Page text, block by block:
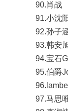
90.肖战
91.小沈阳
92.孙子
93.韩安
94.宝石
95.伯爵
97.马思